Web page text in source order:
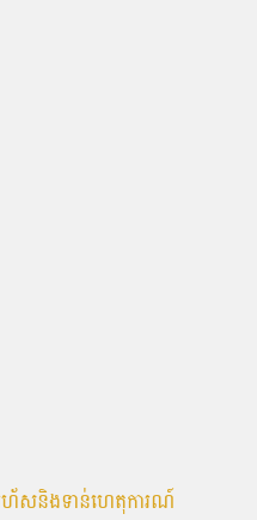
ហ័សនិងទាន់ហេតុការណ៍